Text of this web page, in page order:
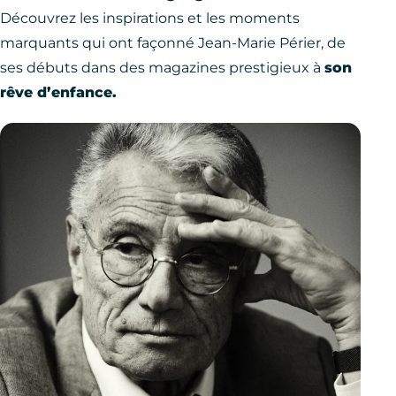
Découvrez les inspirations et les moments
marquants qui ont façonné Jean-Marie Périer, de
ses débuts dans des magazines prestigieux à son
rêve d’enfance.